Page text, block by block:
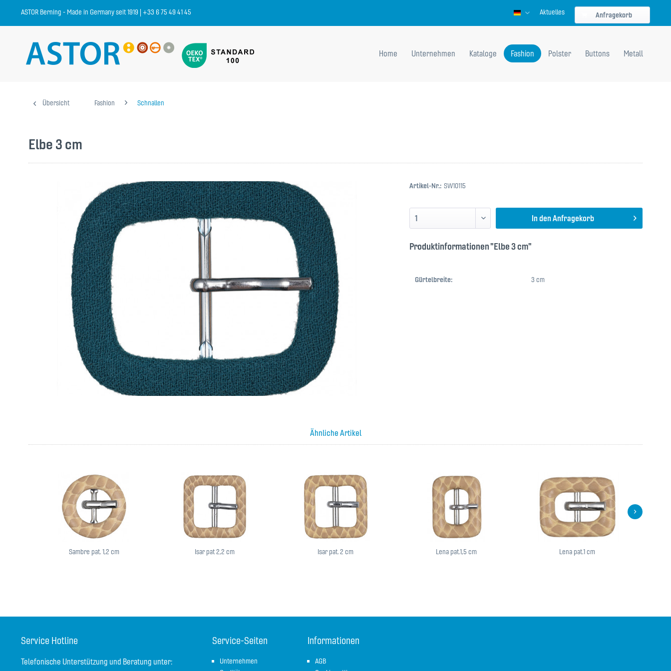
ASTOR Berning - Made in Germany seit 1919 | +33 6 75 49 41 45 DeutschAktuelles Anfragekorb
Home Unternehmen Kataloge Fashion Polster Buttons Metall
Übersicht Fashion Schnallen
Elbe 3 cm
Artikel-Nr.: SW10115
In den Anfragekorb
Produktinformationen "Elbe 3 cm"
Gürtelbreite: 3 cm
Ähnliche Artikel
Sambre pat. 1,2 cm Isar pat 2,2 cm Isar pat. 2 cm Lena pat.1,5 cm Lena pat.1 cm
Service Hotline
Telefonische Unterstützung und Beratung unter:
Service-Seiten
Unternehmen
Informationen
AGB